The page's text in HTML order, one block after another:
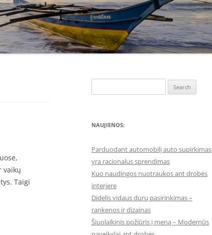
vaikų
Taigi
for:
NAUJIENOS:
Parduodant automobilį auto supirkimas
yra racionalus sprendimas
Kuo naudingos nuotraukos ant drobės
interjere
Didelis vidaus durų pasirinkimas –
rankenos ir dizainas
Šiuolaikinis požiūris į meną – Modernūs